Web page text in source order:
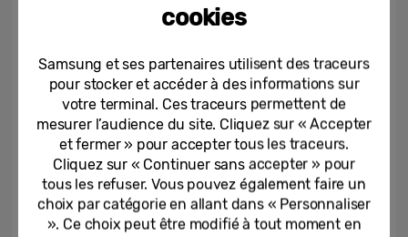
Samsung dans sa catégorie. Doté d’une
puissante jamais intégrée sur un Z Flip, il
affiche un écran principal de 6,9 pouces,
avec des visuels éclatants grâce à un
polariseur intégré.
L’écran externe de 4,1 pouces a été repensé
pour couvrir toute la surface, avec un taux
cookies
Samsung et ses partenaires utilisent des traceurs
pour stocker et accéder à des informations sur
votre terminal. Ces traceurs permettent de
mesurer l’audience du site. Cliquez sur « Accepter
et fermer » pour accepter tous les traceurs.
Cliquez sur « Continuer sans accepter » pour
tous les refuser. Vous pouvez également faire un
choix par catégorie en allant dans « Personnaliser
». Ce choix peut être modifié à tout moment en